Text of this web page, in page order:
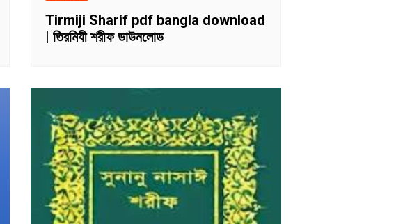
Tirmiji Sharif pdf bangla download
| তিরমিযী শরীফ ডাউনলোড